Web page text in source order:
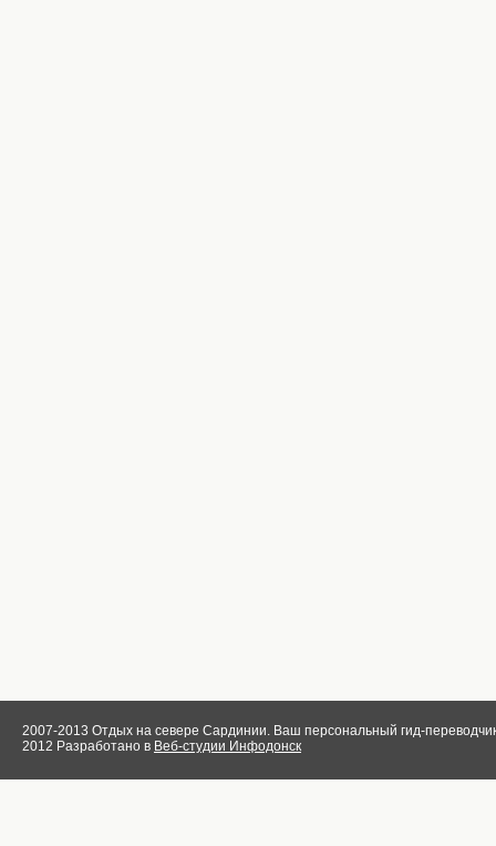
2007-2013 Отдых на севере Сардинии. Ваш персональный гид-
2012 Разработано в Веб-студии Инфодонск